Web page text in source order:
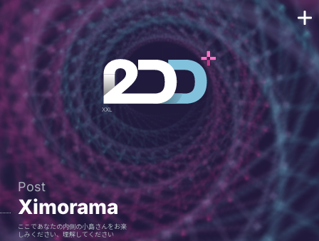
Post
Ximorama
ここであなたの内側の小島さんをお楽
しみください、理解してください